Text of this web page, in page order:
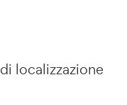
localizzazione